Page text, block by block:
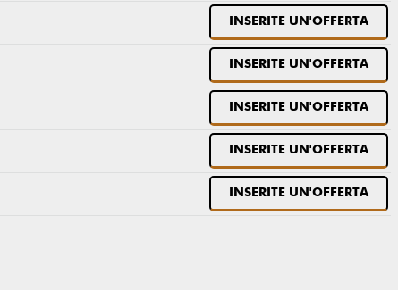
INSERITE UN'OFFERTA
INSERITE UN'OFFERTA
INSERITE UN'OFFERTA
INSERITE UN'OFFERTA
INSERITE UN'OFFERTA